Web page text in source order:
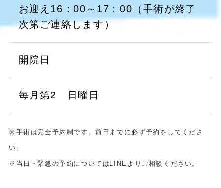
お迎え16：00～17：00（手術が終了
次第ご連絡します）
開院日
毎月第2 日曜日
※手術は完全予約制です。前日までに必ず予約をしてくださ
い。
※当日・緊急の予約についてはLINEよりご相談ください。